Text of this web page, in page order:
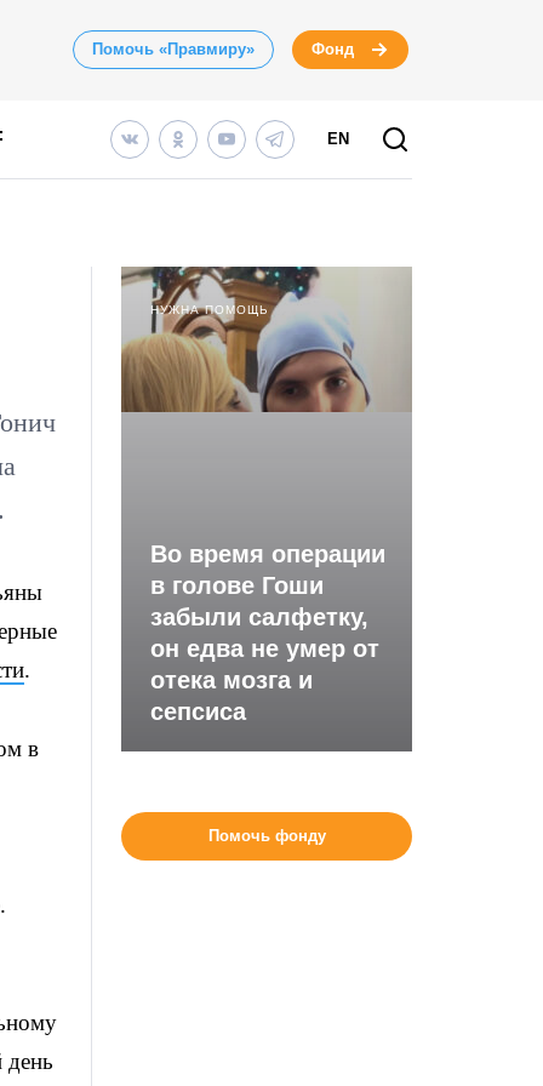
Помочь «Правмиру» Фонд
EN
.
в
НУЖНА ПОМОЩЬ
Во время операции
в голове Гоши
забыли салфетку,
он едва не умер от
отека мозга и
сепсиса
Помочь фонду